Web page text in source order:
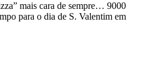
mais cara de sempre… 9000
para o dia de S. Valentim em